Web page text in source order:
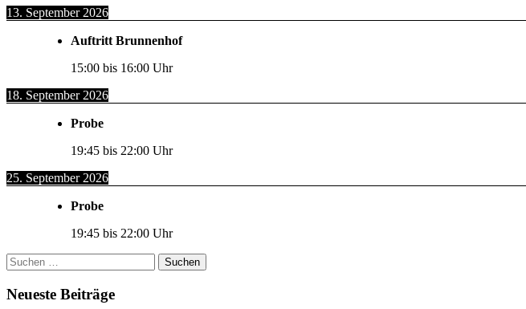
13. September 2026
Auftritt Brunnenhof
15:00 bis 16:00 Uhr
18. September 2026
Probe
19:45 bis 22:00 Uhr
25. September 2026
Probe
19:45 bis 22:00 Uhr
Suchen
nach:
Neueste Beiträge